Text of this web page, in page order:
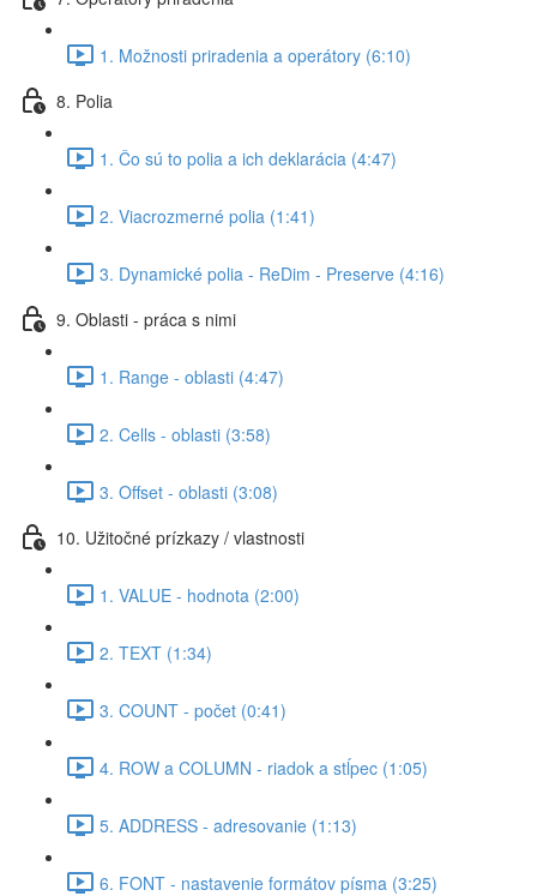
1. Možnosti priradenia a operátory (6:10)
8. Polia
1. Čo sú to polia a ich deklarácia (4:47)
2. Viacrozmerné polia (1:41)
3. Dynamické polia - ReDim - Preserve (4:16)
9. Oblasti - práca s nimi
1. Range - oblasti (4:47)
2. Cells - oblasti (3:58)
3. Offset - oblasti (3:08)
10. Užitočné prízkazy / vlastnosti
1. VALUE - hodnota (2:00)
2. TEXT (1:34)
3. COUNT - počet (0:41)
4. ROW a COLUMN - riadok a stĺpec (1:05)
5. ADDRESS - adresovanie (1:13)
6. FONT - nastavenie formátov písma (3:25)